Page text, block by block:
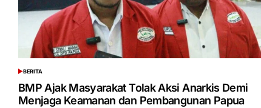
POSTED
IN
BERITA
BMP Ajak Masyarakat Tolak Aksi Anarkis Demi
Menjaga Keamanan dan Pembangunan Papua